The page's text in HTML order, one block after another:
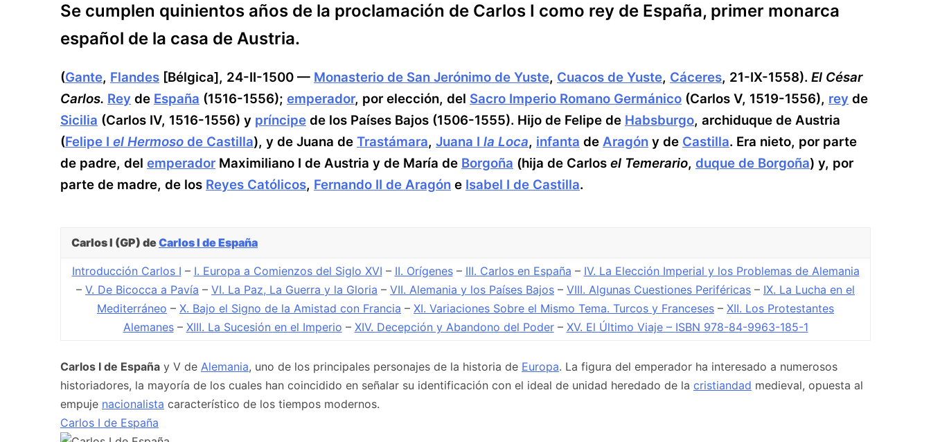
Se cumplen quinientos años de la proclamación de Carlos I como rey de España, primer monarca
español de la casa de Austria.
(Gante, Flandes [Bélgica], 24-II-1500 — Monasterio de San Jerónimo de Yuste, Cuacos de Yuste, Cáceres, 21-IX-1558). El César
Carlos. Rey de España (1516-1556); emperador, por elección, del Sacro Imperio Romano Germánico (Carlos V, 1519-1556), rey de
Sicilia (Carlos IV, 1516-1556) y príncipe de los Países Bajos (1506-1555). Hijo de Felipe de Habsburgo, archiduque de Austria
(Felipe I el Hermoso de Castilla), y de Juana de Trastámara, Juana I la Loca, infanta de Aragón y de Castilla. Era nieto, por parte
de padre, del emperador Maximiliano I de Austria y de María de Borgoña (hija de Carlos el Temerario, duque de Borgoña) y, por
parte de madre, de los Reyes Católicos, Fernando II de Aragón e Isabel I de Castilla.
Carlos I (GP) deCarlos I de España
Introducción Carlos I – I. Europa a Comienzos del Siglo XVI – II. Orígenes– III. Carlos en España – IV. La Elección Imperial y los Problemas de Alemania
– V. De Bicocca a Pavía – VI. La Paz, La Guerra y la Gloria – VII. Alemania y los Países Bajos – VIII. Algunas Cuestiones Periféricas – IX. La Lucha en el
Mediterráneo – X. Bajo el Signo de la Amistad con Francia – XI. Variaciones Sobre el Mismo Tema. Turcos y Franceses – XII. Los Protestantes
Alemanes– XIII. La Sucesión en el Imperio – XIV. Decepción y Abandono del Poder– XV. El Último Viaje – ISBN 978-84-9963-185-1
Carlos I de España y V de Alemania, uno de los principales personajes de la historia de Europa. La figura del emperador ha interesado a numerosos
historiadores, la mayoría de los cuales han coincidido en señalar su identificación con el ideal de unidad heredado de la cristiandad medieval, opuesta al
empuje nacionalista característico de los tiempos modernos.
Carlos I de España